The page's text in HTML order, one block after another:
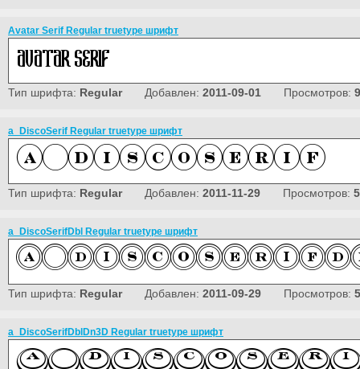
Avatar Serif Regular truetype шрифт
Тип шрифта: RegularДобавлен: 2011-09-01 Просмотров:
a_DiscoSerif Regular truetype шрифт
Тип шрифта: RegularДобавлен: 2011-11-29 Просмотров:
a_DiscoSerifDbl Regular truetype шрифт
Тип шрифта: RegularДобавлен: 2011-09-29 Просмотров:
a_DiscoSerifDblDn3D Regular truetype шрифт